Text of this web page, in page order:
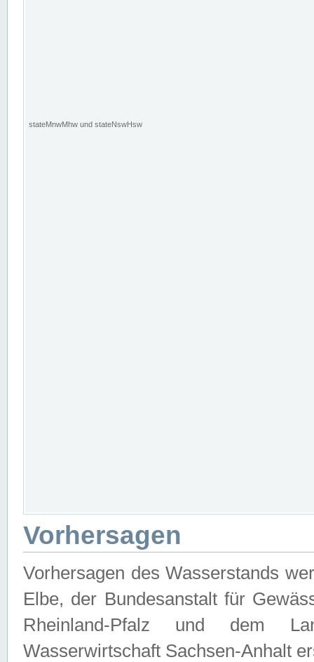
stateMnwMhw und stateNswHsw
Vorhersagen
Vorhersagen des Wasserstands
Elbe, der Bundesanstalt für
Rheinland-Pfalz und dem
Wasserwirtschaft Sachsen-Anhalt